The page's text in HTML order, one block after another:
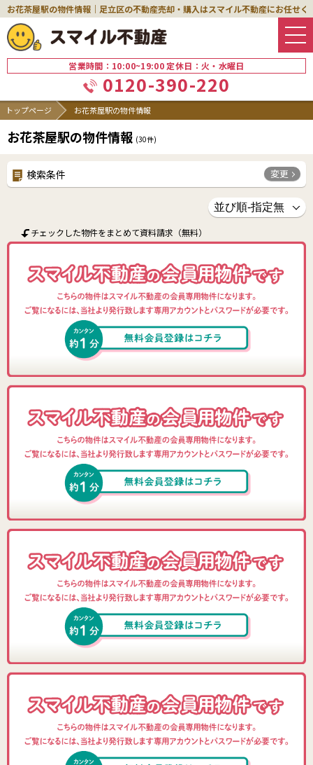
お花茶屋駅の物件情報｜足立区の不動産売却・購入はスマイル不動産にお任せく
営業時間：10:00~19:00 定休日：火・水曜日
0120-390-220
トップページ お花茶屋駅の物件情報
お花茶屋駅の物件情報 (30件)
検索条件 変更
チェックした物件をまとめて資料請求（無料）